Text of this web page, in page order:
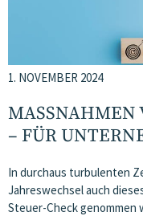
1. NOVEMBER 2024
MASSNAHMEN
FÜR
In durchaus turbulenten
Jahreswechsel auch
Steuer-Check genommen